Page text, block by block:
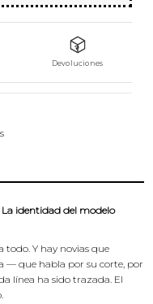
Devoluciones
identidad del modelo
todo. Y hay novias que
— que habla por su corte, por
línea ha sido trazada. El